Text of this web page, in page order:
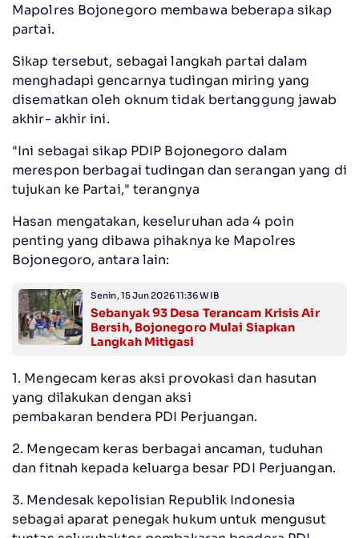
Mapolres Bojonegoro membawa beberapa sikap
partai.
Sikap tersebut, sebagai langkah partai dalam
menghadapi gencarnya tudingan miring yang
disematkan oleh oknum tidak bertanggung jawab
akhir- akhir ini.
"Ini sebagai sikap PDIP Bojonegoro dalam
merespon berbagai tudingan dan serangan yang di
tujukan ke Partai," terangnya
Hasan mengatakan, keseluruhan ada 4 poin
penting yang dibawa pihaknya ke Mapolres
Bojonegoro, antara lain:
Senin, 15 Jun 2026 11:36 WIB
Sebanyak 93 Desa Terancam Krisis Air
Bersih, Bojonegoro Mulai Siapkan
Langkah Mitigasi
1. Mengecam keras aksi provokasi dan hasutan
yang dilakukan dengan aksi
pembakaran bendera PDI Perjuangan.
2. Mengecam keras berbagai ancaman, tuduhan
dan fitnah kepada keluarga besar PDI Perjuangan.
3. Mendesak kepolisian Republik Indonesia
sebagai aparat penegak hukum untuk mengusut